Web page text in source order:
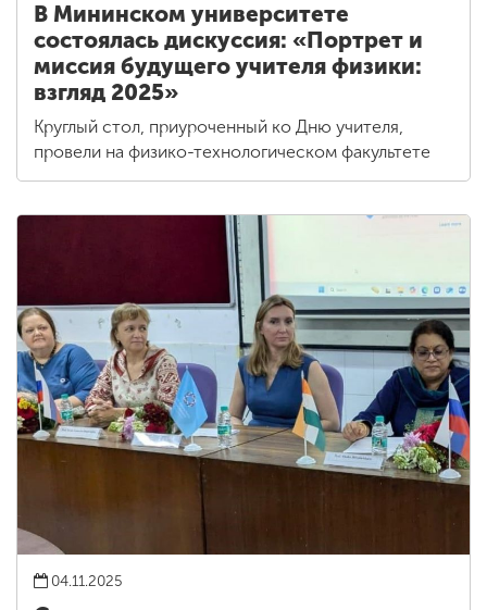
В Мининском университете
состоялась дискуссия: «Портрет и
миссия будущего учителя физики:
взгляд 2025»
Круглый стол, приуроченный ко Дню учителя,
провели на физико-технологическом факультете
04.11.2025